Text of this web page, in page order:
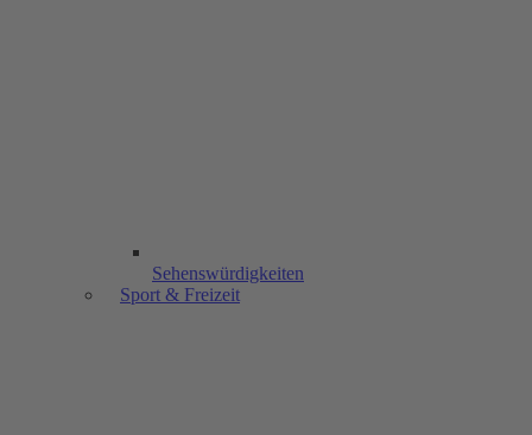
Sehenswürdigkeiten
Sport & Freizeit